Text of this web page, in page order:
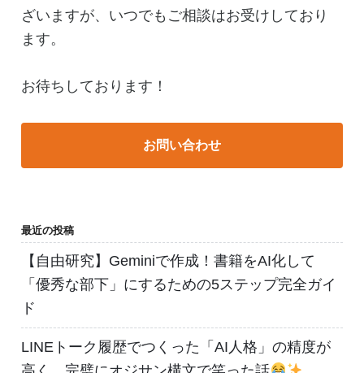
ざいますが、いつでもご相談はお受けしており
ます。
お待ちしております！
お問い合わせ
最近の投稿
【自由研究】Geminiで作成！書籍をAI化して
「優秀な部下」にするための5ステップ完全ガイ
ド
LINEトーク履歴でつくった「AI人格」の精度が